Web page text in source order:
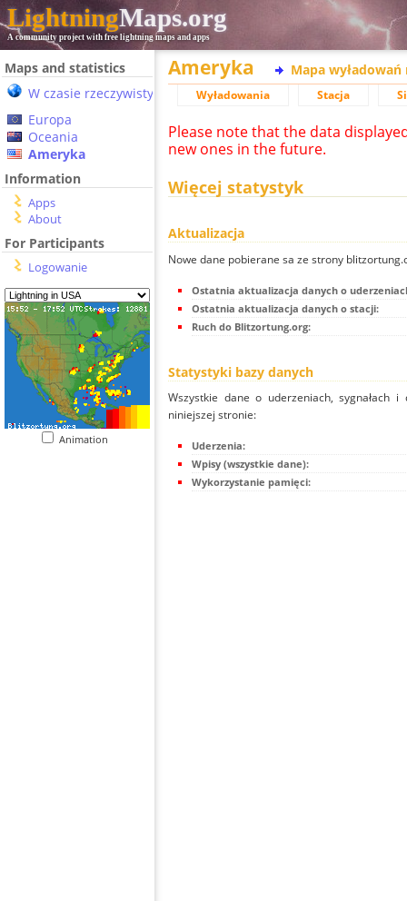
LightningMaps.org
A community project with free lightning maps and apps
Maps and statistics
W czasie rzeczywistym
Europa
Oceania
Ameryka
Information
Apps
About
For Participants
Logowanie
Animation
Ameryka Mapa wyładowań
Wyładowania Stacja
Please note that the data
new ones in the future.
Więcej statystyk
Aktualizacja
Nowe dane pobierane sa ze strony
Ostatnia aktualizacja danych o
Ostatnia aktualizacja danych o stacji:
Ruch do Blitzortung.org:
Statystyki bazy danych
Wszystkie dane o uderzeniach, sygnałach
niniejszej stronie:
Uderzenia:
Wpisy (wszystkie dane):
Wykorzystanie pamięci: